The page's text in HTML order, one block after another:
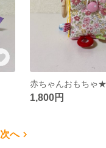
1,800円
次へ